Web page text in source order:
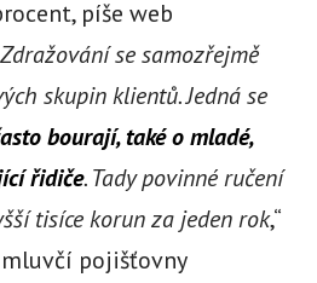
píše web
Zdražování se samozřejmě
skupin klientů. Jedná se
bourají, také o mladé,
řidiče. Tady povinné ručení
tisíce korun za jeden rok,“
pojišťovny